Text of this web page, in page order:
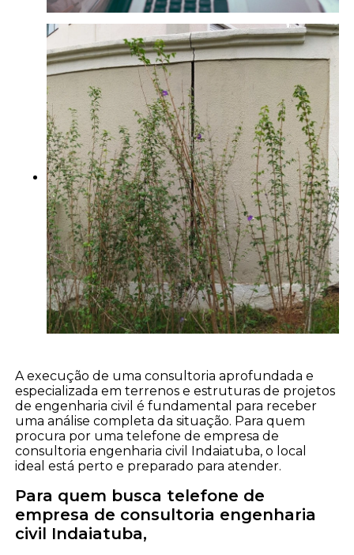
A execução de uma consultoria aprofundada e
especializada em terrenos e estruturas de projetos
de engenharia civil é fundamental para receber
uma análise completa da situação. Para quem
procura por uma telefone de empresa de
consultoria engenharia civil Indaiatuba, o local
ideal está perto e preparado para atender.
Para quem busca telefone de
empresa de consultoria engenharia
civil Indaiatuba,